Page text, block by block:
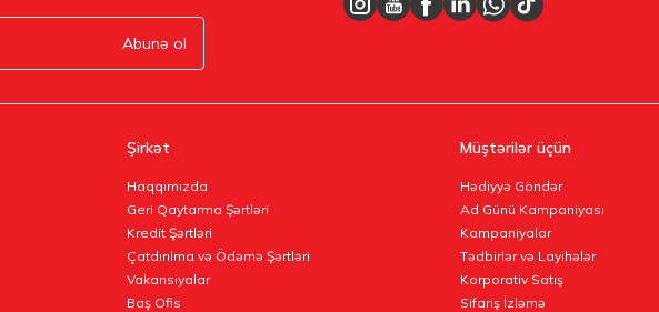
Abunə ol
Şirkət
Haqqımızda
Geri Qaytarma Şərtləri
Kredit Şərtləri
Çatdırılma və Ödəmə Şərtləri
Vakansiyalar
Baş Ofis
Müştərilər üçün
Hədiyyə Göndər
Ad Günü Kampaniyası
Kampaniyalar
Tədbirlər və Layihələr
Korporativ Satış
Sifariş İzləmə